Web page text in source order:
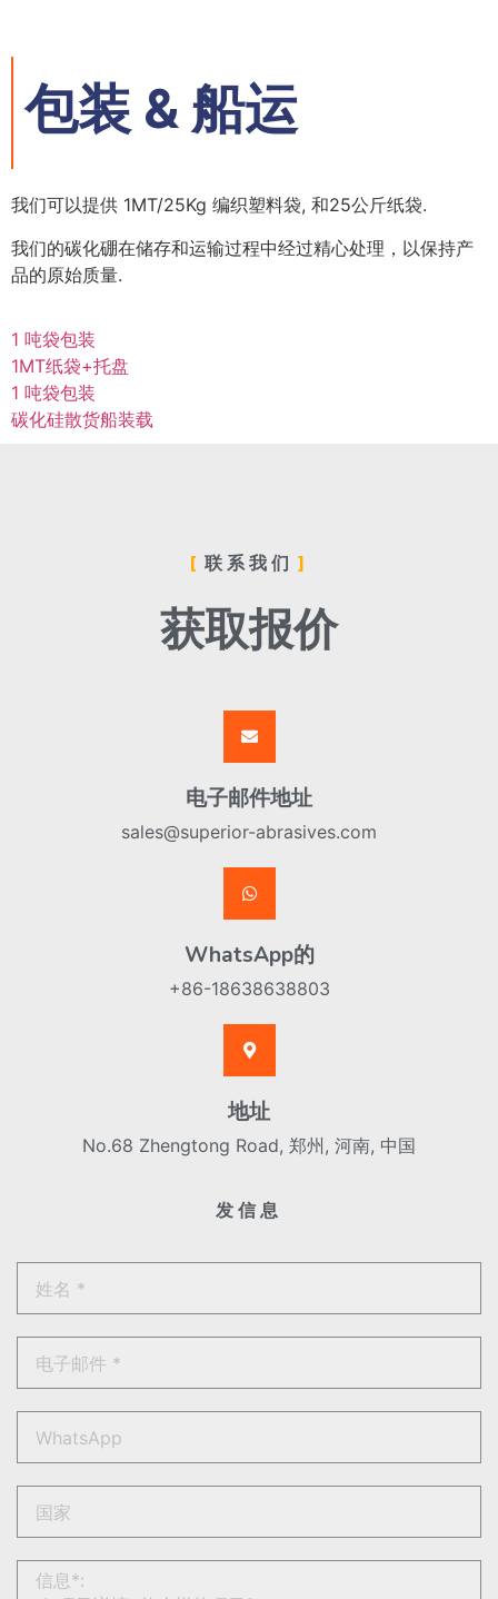
包装 & 船运
我们可以提供 1MT/25Kg 编织塑料袋, 和25公斤纸袋.
我们的碳化硼在储存和运输过程中经过精心处理，以保持产
品的原始质量.
1 吨袋包装
1MT纸袋+托盘
1 吨袋包装
碳化硅散货船装载
联系我们
获取报价
电子邮件地址
sales@superior-abrasives.com
WhatsApp的
+86-18638638803
地址
No.68 Zhengtong Road, 郑州, 河南, 中国
发信息